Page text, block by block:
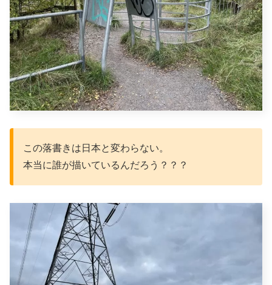
この落書きは日本と変わらない。
本当に誰が描いているんだろう？？？